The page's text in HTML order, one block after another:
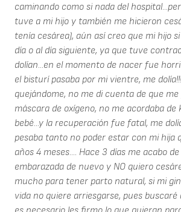
caminando como si nada del
tuve a mi hijo y también me hicieron
tenía cesárea), aún así creo que mi hijo
día o al día siguiente, ya que tuve
dolían...en el momento de nacer fue
el bisturí pasaba por mi vientre, me
quejándome, no me di cuenta de que
máscara de oxígeno, no me acordaba de
bebé...y la recuperación fue fatal, me
pesaba tanto no poder estar con mi hija
años 4 meses.... Hace 3 días me acabo
embarazada de nuevo y NO quiero
mucho para tener parto natural, si mi
vida no quiere arriesgarse, pues buscaré